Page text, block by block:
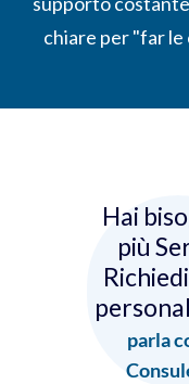
chiare per "far le
Hai
più
parla